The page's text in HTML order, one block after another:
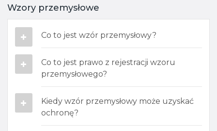
Wzory przemysłowe
Co to jest wzór przemysłowy?
Co to jest prawo z rejestracji wzoru
przemysłowego?​
Kiedy wzór przemysłowy może uzyskać
ochronę?​